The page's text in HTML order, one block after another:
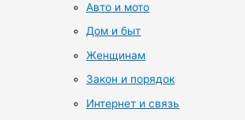
Авто и мото
Дом и быт
Женщинам
Закон и порядок
Интернет и связь